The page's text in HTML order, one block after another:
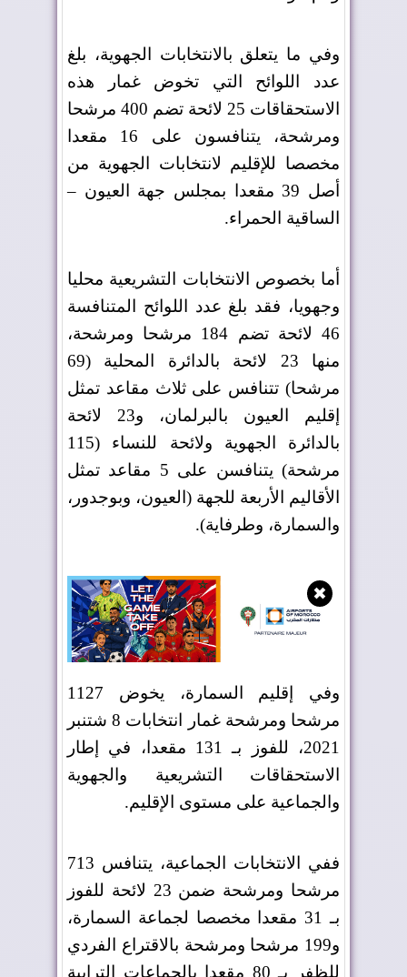
وفي ما يتعلق بالانتخابات الجهوية، بلغ
عدد اللوائح التي تخوض غمار هذه
الاستحقاقات 25 لائحة تضم 400 مرشحا
ومرشحة، يتنافسون على 16 مقعدا
مخصصا للإقليم لانتخابات الجهوية من
أصل 39 مقعدا بمجلس جهة العيون –
الساقية الحمراء.
أما بخصوص الانتخابات التشريعية محليا
وجهويا، فقد بلغ عدد اللوائح المتنافسة
46 لائحة تضم 184 مرشحا ومرشحة،
منها 23 لائحة بالدائرة المحلية (69
مرشحا) تتنافس على ثلاث مقاعد تمثل
إقليم العيون بالبرلمان، و23 لائحة
بالدائرة الجهوية ولائحة للنساء (115
مرشحة) يتنافسن على 5 مقاعد تمثل
الأقاليم الأربعة للجهة (العيون، وبوجدور،
والسمارة، وطرفاية).
✖
وفي إقليم السمارة، يخوض 1127
مرشحا ومرشحة غمار انتخابات 8 شتنبر
2021، للفوز بـ 131 مقعدا، في إطار
الاستحقاقات التشريعية والجهوية
والجماعية على مستوى الإقليم.
ففي الانتخابات الجماعية، يتنافس 713
مرشحا ومرشحة ضمن 23 لائحة للفوز
بـ 31 مقعدا مخصصا لجماعة السمارة،
و199 مرشحا ومرشحة بالاقتراع الفردي
للظفر بـ 80 مقعدا بالجماعات الترابية